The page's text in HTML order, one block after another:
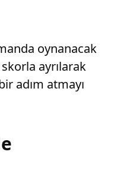
oynanacak
ayrılarak
adım atmayı